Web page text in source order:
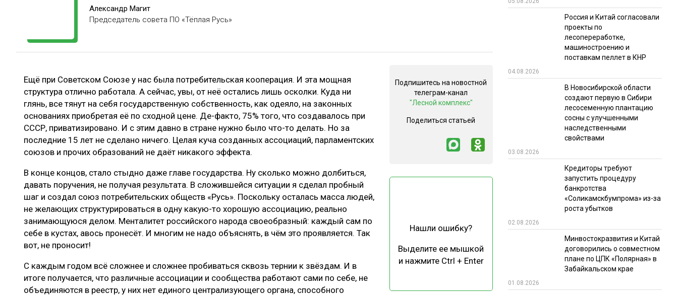
ЛЕСОВОССТАНОВЛЕНИЕ И ЗАЩИТА
ПРОИЗВОДСТВО ДРЕВЕСНЫХ ПЛИТ
МЕБЕЛЬНОЕ ПРОИЗВОДСТВО
ЭКСПЕРТНОЕ МНЕНИЕ
КАЛЕНДАРЬ ВЫСТАВОК ИТОГИ МЕРОПРИЯТИЙ
Александр Магит
Председатель совета ПО «Тёплая Русь»
Ещё при Советском Союзе у нас была потребительская кооперация. И эта мощная
структура отлично работала. А сейчас, увы, от неё остались лишь осколки. Куда ни
глянь, все тянут на себя государственную собственность, как одеяло, на законных
основаниях приобретая её по сходной цене. Де-факто, 75% того, что создавалось при
СССР, приватизировано. И с этим давно в стране нужно было что-то делать. Но за
последние 15 лет не сделано ничего. Целая куча созданных ассоциаций, парламентских
союзов и прочих образований не даёт никакого эффекта.
В конце концов, стало стыдно даже главе государства. Ну сколько можно долбиться,
давать поручения, не получая результата. В сложившейся ситуации я сделал пробный
шаг и создал союз потребительских обществ «Русь». Поскольку осталась масса людей,
не желающих структурироваться в одну какую-то хорошую ассоциацию, реально
занимающуюся делом. Менталитет российского народа своеобразный: каждый сам по
себе в кустах, авось пронесёт. И многим не надо объяснять, в чём это проявляется. Так
вот, не проносит!
С каждым годом всё сложнее и сложнее пробиваться сквозь тернии к звёздам. И в
итоге получается, что различные ассоциации и сообщества работают сами по себе, не
объединяются в реестр, у них нет единого централизующего органа, способного
Подпишитесь на новостной
телеграм-канал
"Лесной комплекс"
Поделиться статьей
Нашли ошибку?
Выделите ее мышкой
и нажмите Ctrl + Enter
Россия и Китай согласовали
проекты по
лесопереработке,
машиностроению и
поставкам пеллет в КНР
04.08.2026
В Новосибирской области
создают первую в Сибири
лесосеменную плантацию
сосны с улучшенными
наследственными
свойствами
03.08.2026
Кредиторы требуют
запустить процедуру
банкротства
«Соликамскбумпрома» из-за
роста убытков
02.08.2026
Минвостокразвития и Китай
договорились о совместном
плане по ЦПК «Полярная» в
Забайкальском крае
01.08.2026